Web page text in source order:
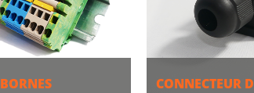
CONNECTEUR